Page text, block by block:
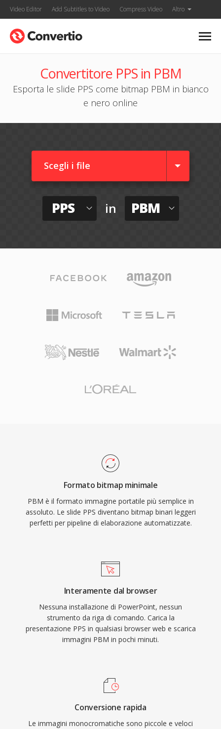
Video Editor Add Subtitles to Video Compress Video Altro
Convertitore PPS in PBM
Esporta le slide PPS come bitmap PBM in bianco
e nero online
Scegli i file
PPS in PBM
Formato bitmap minimale
PBM è il formato immagine portatile più semplice in
assoluto. Le slide PPS diventano bitmap binari leggeri
perfetti per pipeline di elaborazione automatizzate.
Interamente dal browser
Nessuna installazione di PowerPoint, nessun
strumento da riga di comando. Carica la
presentazione PPS in qualsiasi browser web e scarica
immagini PBM in pochi minuti.
Conversione rapida
Le immagini monocromatiche sono piccole e veloci